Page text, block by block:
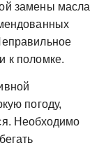
замены масла
к поломке.
погоду,
Необходимо